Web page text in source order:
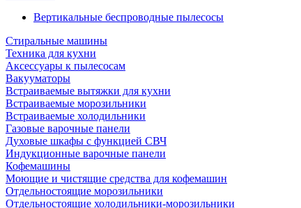
Вертикальные беспроводные пылесосы
Стиральные машины
Техника для кухни
Аксессуары к пылесосам
Вакууматоры
Встраиваемые вытяжки для кухни
Встраиваемые морозильники
Встраиваемые холодильники
Газовые варочные панели
Духовые шкафы с функцией СВЧ
Индукционные варочные панели
Кофемашины
Моющие и чистящие средства для кофемашин
Отдельностоящие морозильники
Отдельностоящие холодильники-морозильники